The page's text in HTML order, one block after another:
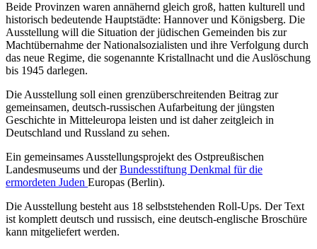
Beide Provinzen waren annähernd gleich groß, hatten kulturell und
historisch bedeutende Hauptstädte: Hannover und Königsberg. Die
Ausstellung will die Situation der jüdischen Gemeinden bis zur
Machtübernahme der Nationalsozialisten und ihre Verfolgung durch
das neue Regime, die sogenannte Kristallnacht und die Auslöschung
bis 1945 darlegen.
Die Ausstellung soll einen grenzüberschreitenden Beitrag zur
gemeinsamen, deutsch-russischen Aufarbeitung der jüngsten
Geschichte in Mitteleuropa leisten und ist daher zeitgleich in
Deutschland und Russland zu sehen.
Ein gemeinsames Ausstellungsprojekt des Ostpreußischen
Landesmuseums und derBundesstiftung Denkmal für die
ermordeten Juden Europas (Berlin).
Die Ausstellung besteht aus 18 selbststehenden Roll-Ups. Der Text
ist komplett deutsch und russisch, eine deutsch-englische Broschüre
kann mitgeliefert werden.